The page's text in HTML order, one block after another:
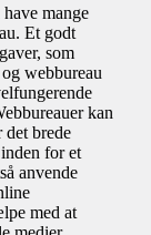
mange
Et godt
som
webbureau
kan
det brede
for et
anvende
med at